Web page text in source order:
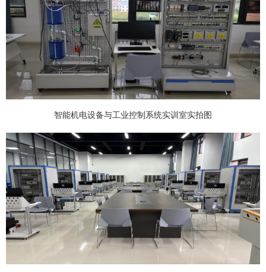
智能机电设备与工业控制系统实训室实拍图